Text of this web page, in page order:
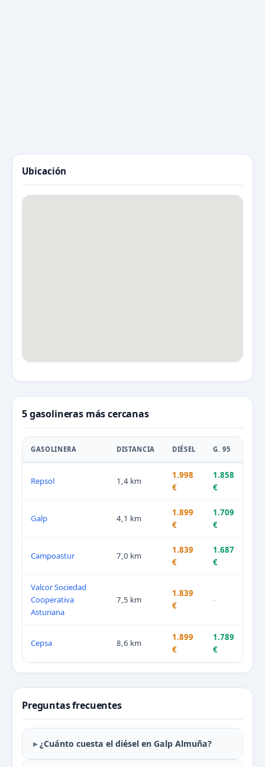
Ubicación
5 gasolineras más cercanas
GASOLINERA DISTANCIA DIÉSEL G. 95
Repsol 1,4 km
1.998
€
1.858
€
Galp 4,1 km
1.899
€
1.709
€
Campoastur 7,0 km
1.839
€
1.687
€
Valcor Sociedad
Cooperativa
Asturiana
7,5 km
1.839
€
–
Cepsa 8,6 km
1.899
€
1.789
€
Preguntas frecuentes
¿Cuánto cuesta el diésel en Galp Almuña?